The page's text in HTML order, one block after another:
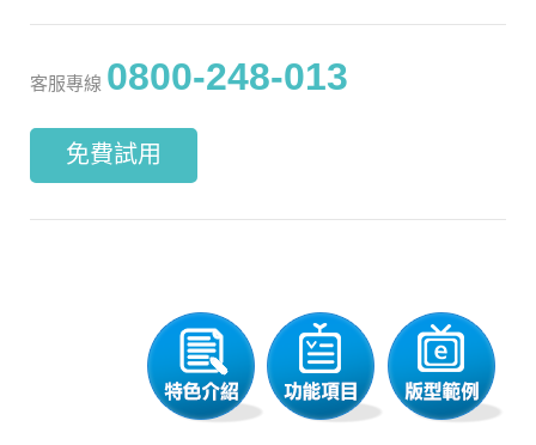
客服專線 0800-248-013
免費試用